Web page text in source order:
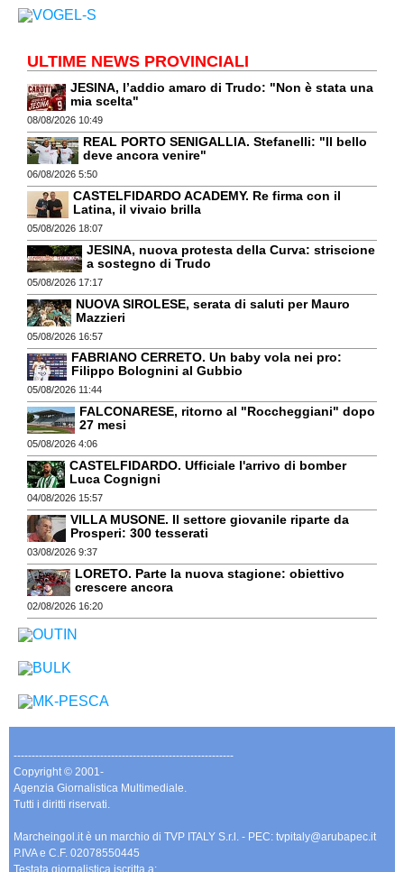
ULTIME NEWS PROVINCIALI
JESINA, l’addio amaro di Trudo: "Non è stata una
mia scelta"
08/08/2026 10:49
REAL PORTO SENIGALLIA. Stefanelli: "Il bello
deve ancora venire"
06/08/2026 5:50
CASTELFIDARDO ACADEMY. Re firma con il
Latina, il vivaio brilla
05/08/2026 18:07
JESINA, nuova protesta della Curva: striscione
a sostegno di Trudo
05/08/2026 17:17
NUOVA SIROLESE, serata di saluti per Mauro
Mazzieri
05/08/2026 16:57
FABRIANO CERRETO. Un baby vola nei pro:
Filippo Bolognini al Gubbio
05/08/2026 11:44
FALCONARESE, ritorno al "Roccheggiani" dopo
27 mesi
05/08/2026 4:06
CASTELFIDARDO. Ufficiale l'arrivo di bomber
Luca Cognigni
04/08/2026 15:57
VILLA MUSONE. Il settore giovanile riparte da
Prosperi: 300 tesserati
03/08/2026 9:37
LORETO. Parte la nuova stagione: obiettivo
crescere ancora
02/08/2026 16:20
-------------------------------------------------------------
Copyright © 2001-
Agenzia Giornalistica Multimediale.
Tutti i diritti riservati.
Marcheingol.it è un marchio di TVP ITALY S.r.l. - PEC: tvpitaly@arubapec.it
P.IVA e C.F. 02078550445
Testata giornalistica iscritta a: